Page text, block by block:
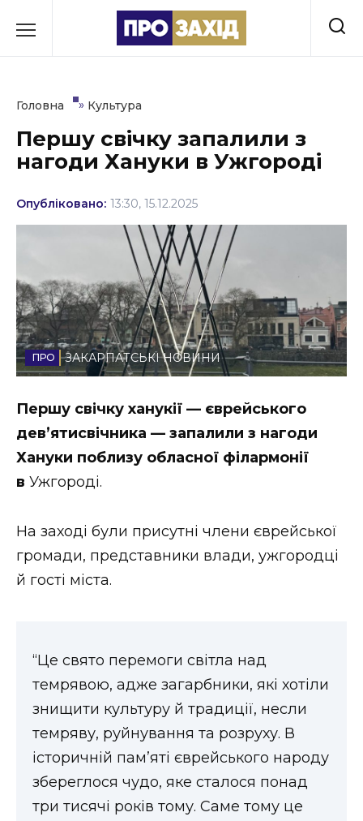
до
Культура
Освіта
Соціум
Спорт
Стиль життя
Втрачений Ужгород
Втрачений Ужгород (відеоверсія)
ЗАКАРПАТСЬКІ НОВИНИ
ФОТО
ВІДЕО
Головна » Культура
Першу свічку запалили з
нагоди Хануки в Ужгороді
Опубліковано: 13:30, 15.12.2025
ЗАКАРПАТСЬКІ НОВИНИ
Першу свічку ханукії — єврейського
дев’ятисвічника — запалили з нагоди
Хануки поблизу обласної філармонії
в Ужгороді.
На заході були присутні члени єврейської
громади, представники влади, ужгородці
й гості міста.
“Це свято перемоги світла над
темрявою, адже загарбники, які хотіли
знищити культуру й традиції, несли
темряву, руйнування та розруху. В
історичній пам’яті єврейського народу
збереглося чудо, яке сталося понад
три тисячі років тому. Саме тому це